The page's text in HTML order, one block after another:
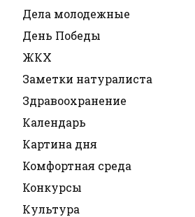
Дела молодежные
День Победы
ЖКХ
Заметки натуралиста
Здравоохранение
Календарь
Картина дня
Комфортная среда
Конкурсы
Культура